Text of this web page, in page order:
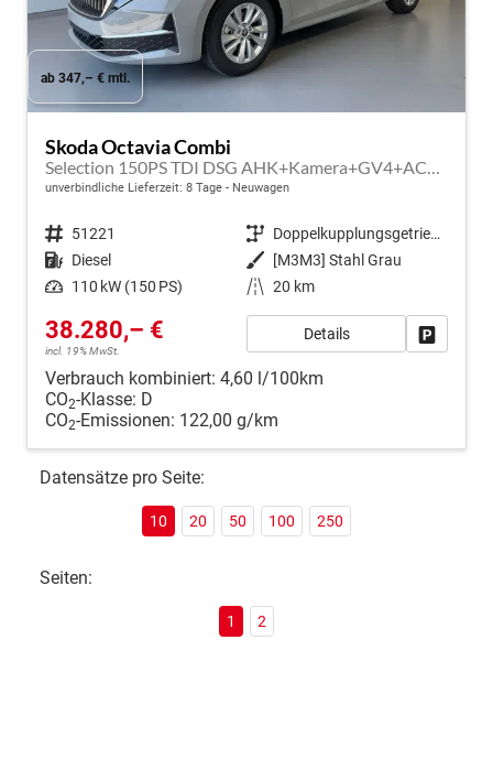
ab 347,– € mtl.
Skoda Octavia Combi
Selection 150PS TDI DSG AHK+Kamera+GV4+ACC+TravelAssist+Sunset+Alu+LightAssist
unverbindliche Lieferzeit: 8 Tage Neuwagen
Fahrzeugnr. 51221 Getriebe
Doppelkupplungsgetriebe (DSG)
Kraftstoff Diesel Außenfarbe
[M3M3] Stahl Grau
Leistung 110 kW (150 PS) Kilometerstand 20 km
38.280,– €
incl. 19% MwSt.
Details
Verbrauch kombiniert: 4,60 l/100km
CO2-Klasse: D
CO2-Emissionen: 122,00 g/km
Datensätze pro Seite:
10 20 50 100 250
Seiten:
1 2